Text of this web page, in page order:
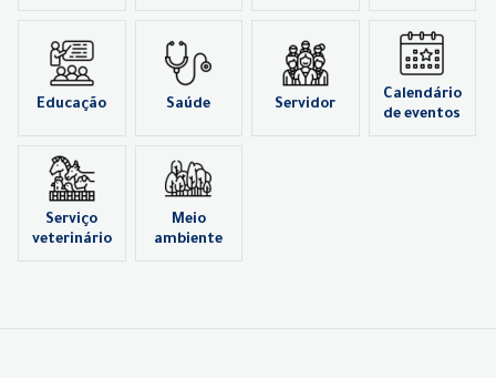
Educação Saúde Servidor
Calendário
de eventos
Serviço
veterinário
Meio
ambiente